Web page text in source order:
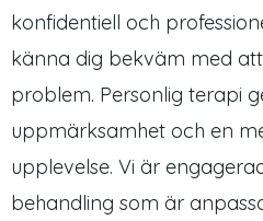
konfidentiell och
känna dig bekväm med
problem. Personlig terapi
uppmärksamhet och en
upplevelse. Vi är
behandling som är